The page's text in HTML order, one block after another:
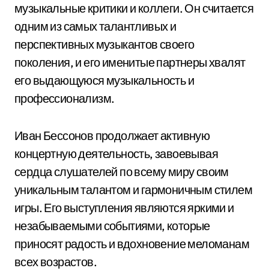
музыкальные критики и коллеги. Он считается
одним из самых талантливых и
перспективных музыкантов своего
поколения, и его именитые партнеры хвалят
его выдающуюся музыкальность и
профессионализм.
Иван Бессонов продолжает активную
концертную деятельность, завоевывая
сердца слушателей по всему миру своим
уникальным талантом и гармоничным стилем
игры. Его выступления являются яркими и
незабываемыми событиями, которые
приносят радость и вдохновение меломанам
всех возрастов.